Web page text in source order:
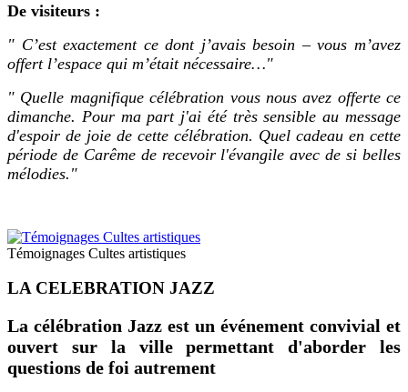
De visiteurs :
" C’est exactement ce dont j’avais besoin – vous m’avez
offert l’espace qui m’était nécessaire…"
" Quelle magnifique célébration vous nous avez offerte ce
dimanche. Pour ma part j'ai été très sensible au message
d'espoir de joie de cette célébration. Quel cadeau en cette
période de Carême de recevoir l'évangile avec de si belles
mélodies."
Témoignages Cultes artistiques
LA CELEBRATION JAZZ
La célébration Jazz est un événement convivial et
ouvert sur la ville permettant d'aborder les
questions de foi autrement